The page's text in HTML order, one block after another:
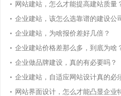
网站建站，怎么才能提高建站质量
企业建站，该怎么选靠谱的建设公
企业建站，为啥报价差好几倍？
企业建站价格差那么多，到底为啥
企业做品牌建设，真的有必要吗？
企业建站，自适应网站设计真的必
网站界面设计，怎么才能凸显企业